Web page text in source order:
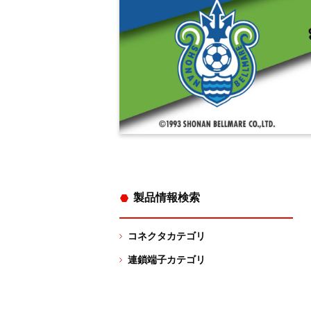
製品情報検索
コネクタカテゴリ
連鎖端子カテゴリ